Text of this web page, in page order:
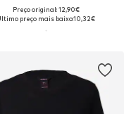
Preço original: 12,90€
preço mais baixo:10,32€